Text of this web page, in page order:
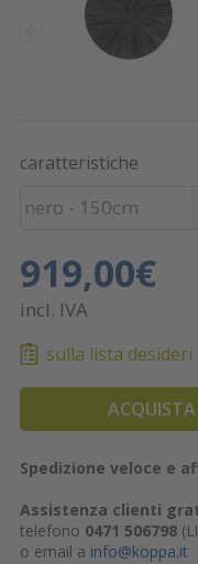
caratteristiche
nero - 150cm
919,00€
incl. IVA
sulla lista desideri
ACQUISTA
Spedizione veloce e
Assistenza clienti
telefono 0471 506798
o email a info@koppa.it